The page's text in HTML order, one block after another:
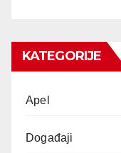
KATEGORIJE
Apel
Događaji